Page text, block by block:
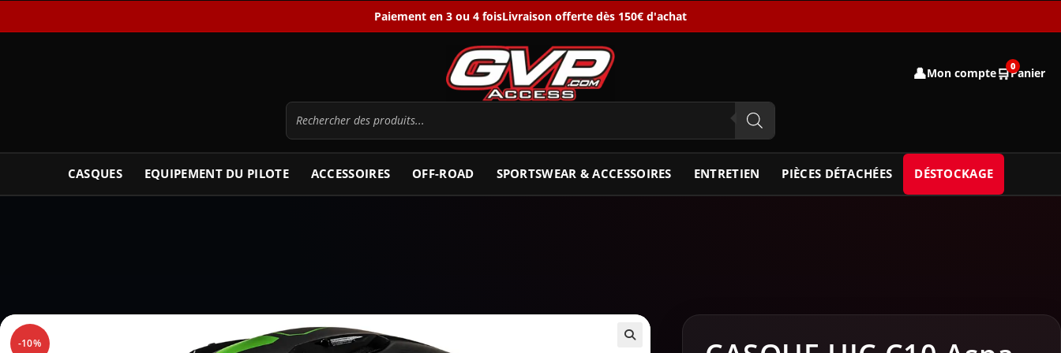
Paiement en 3 ou 4 foisLivraison offerte dès 150€ d'achat
👤Mon compte🛒0
Panier
CASQUES EQUIPEMENT DU PILOTE ACCESSOIRES OFF-ROAD SPORTSWEAR & ACCESSOIRES ENTRETIEN PIÈCES DÉTACHÉES DÉSTOCKAGE
-10%